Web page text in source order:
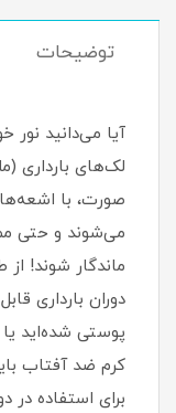
توضیحات
آیا می‌دانید نور
لک‌های بارداری
صورت، با
می‌شوند و حتی
ماندگار شوند!
دوران بارداری
پوستی شده‌اید یا
برای استفاده در